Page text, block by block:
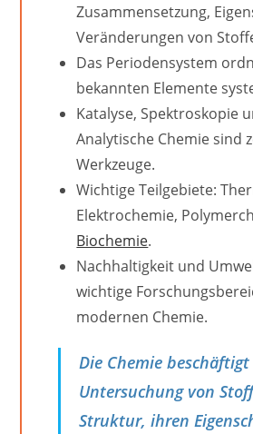
Zusammensetzung,
Veränderungen von
Das Periodensystem
bekannten Elemente
Katalyse, Spektroskopie
Analytische Chemie sind
Werkzeuge.
Wichtige Teilgebiete:
Elektrochemie,
Biochemie.
Nachhaltigkeit und
wichtige
modernen Chemie.
Die Chemie
Untersuchung von
Struktur, ihren